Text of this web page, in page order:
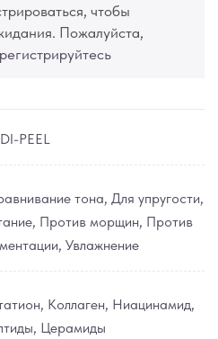
чтобы
Пожалуйста,
PEEL
тона, Для упругости,
, Против морщин, Против
,Увлажнение
, Коллаген, Ниацинамид,
, Церамиды